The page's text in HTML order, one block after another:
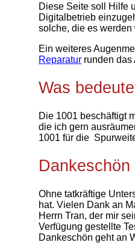
Diese Seite soll Hilfe
Digitalbetrieb
solche, die es
Ein weiteres
Reparatur runden
Was
Die 1001 beschäftigt
die ich gern
1001 für die
Dankeschön
Ohne tatkräftige
hat. Vielen Dank an
Herrn Tran, der mir
Verfügung gestellte
Dankeschön geht an